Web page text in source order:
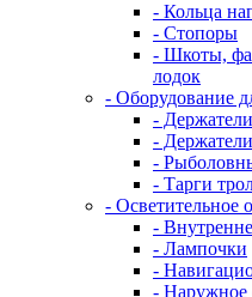
- Кольца
- Стопоры
- Шкоты,
лодок
- Оборудование
-
-
-
- Тарги
- Осветительное
-
- Лампочки
-
- Наружное